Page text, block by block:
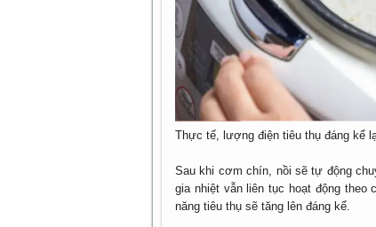
Thực tế, lượng điện tiêu thụ đáng kể
Sau khi cơm chín, nồi sẽ tự động
gia nhiệt vẫn liên tục hoạt động
năng tiêu thụ sẽ tăng lên đáng kể.